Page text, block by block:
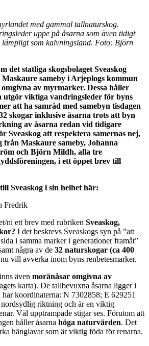
med gammal tallnaturskog.
uppe på åsarna som även tidigt
som kalvningsland. Foto: Björn
det statliga skogsbolaget Sveaskog
sameby i Arjeplogs kommun
av myrmarker. Dessa håller
utgör viktiga vandringsleder för byns
att ha samråd med samebyn tisdagen
skogar inklusive åsarna trots att byn
av åsarna redan vid tidigare
Sveaskog att respektera samernas nej,
Maskaure sameby, Johanna
och Björn Mildh, alla tre
i ett öppet brev till
Sveaskog i sin helhet här:
Fredrik
ni ett brev med rubriken Sveaskog,
I det beskrevs Sveaskogs syn på ”att
i samma marker i generationer framåt”
några av de 32 naturskogar (ca 400
vill avverka inom byns renbetesmarker.
även moränåsar omgivna av
karta). De tallbevuxna åsarna ligger i
koordinaterna: N 7302858; E 629251
riktning och är en viktig
Väl upptrampade stigar ses. Förutom att
håller åsarna höga naturvärden. Det
hänglavar som är viktig föda för renarna.